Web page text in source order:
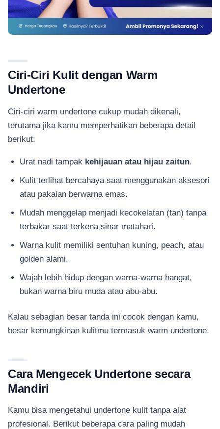
Ciri-Ciri Kulit dengan Warm
Undertone
Ciri-ciri warm undertone cukup mudah dikenali,
terutama jika kamu memperhatikan beberapa detail
berikut:
Urat nadi tampak kehijauan atau hijau zaitun.
Kulit terlihat bercahaya saat menggunakan aksesori
atau pakaian berwarna emas.
Mudah menggelap menjadi kecokelatan (tan) tanpa
terbakar saat terkena sinar matahari.
Warna kulit memiliki sentuhan kuning, peach, atau
golden alami.
Wajah lebih hidup dengan warna-warna hangat,
bukan warna biru muda atau abu-abu.
Kalau sebagian besar tanda ini cocok dengan kamu,
besar kemungkinan kulitmu termasuk warm undertone.
Cara Mengecek Undertone secara
Mandiri
Kamu bisa mengetahui undertone kulit tanpa alat
profesional. Berikut beberapa cara paling mudah